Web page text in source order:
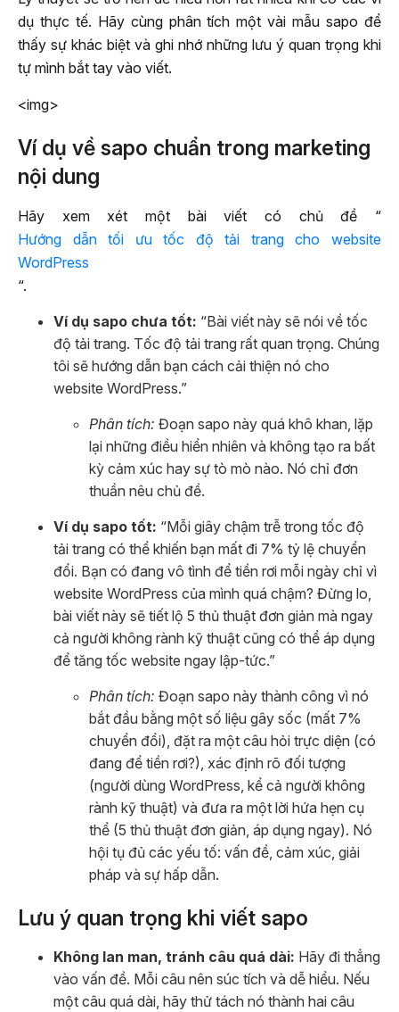
dụ thực tế. Hãy cùng phân tích một vài mẫu sapo để
thấy sự khác biệt và ghi nhớ những lưu ý quan trọng khi
tự mình bắt tay vào viết.
<img>
Ví dụ về sapo chuẩn trong marketing
nội dung
Hãy xem xét một bài viết có chủ đề “
Hướng dẫn tối ưu tốc độ tải trang cho website
WordPress
“.
Ví dụ sapo chưa tốt: “Bài viết này sẽ nói về tốc
độ tải trang. Tốc độ tải trang rất quan trọng. Chúng
tôi sẽ hướng dẫn bạn cách cải thiện nó cho
website WordPress.”
Phân tích: Đoạn sapo này quá khô khan, lặp
lại những điều hiển nhiên và không tạo ra bất
kỳ cảm xúc hay sự tò mò nào. Nó chỉ đơn
thuần nêu chủ đề.
Ví dụ sapo tốt: “Mỗi giây chậm trễ trong tốc độ
tải trang có thể khiến bạn mất đi 7% tỷ lệ chuyển
đổi. Bạn có đang vô tình để tiền rơi mỗi ngày chỉ vì
website WordPress của mình quá chậm? Đừng lo,
bài viết này sẽ tiết lộ 5 thủ thuật đơn giản mà ngay
cả người không rành kỹ thuật cũng có thể áp dụng
để tăng tốc website ngay lập-tức.”
Phân tích: Đoạn sapo này thành công vì nó
bắt đầu bằng một số liệu gây sốc (mất 7%
chuyển đổi), đặt ra một câu hỏi trực diện (có
đang để tiền rơi?), xác định rõ đối tượng
(người dùng WordPress, kể cả người không
rành kỹ thuật) và đưa ra một lời hứa hẹn cụ
thể (5 thủ thuật đơn giản, áp dụng ngay). Nó
hội tụ đủ các yếu tố: vấn đề, cảm xúc, giải
pháp và sự hấp dẫn.
Lưu ý quan trọng khi viết sapo
Không lan man, tránh câu quá dài: Hãy đi thẳng
vào vấn đề. Mỗi câu nên súc tích và dễ hiểu. Nếu
một câu quá dài, hãy thử tách nó thành hai câu